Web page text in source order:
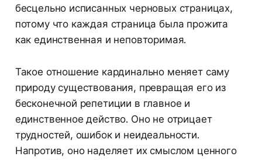
бесцельно исписанных черновых страницах,
потому что каждая страница была прожита
как единственная и неповторимая.
Такое отношение кардинально меняет саму
природу существования, превращая его из
бесконечной репетиции в главное и
единственное действо. Оно не отрицает
трудностей, ошибок и неидеальности.
Напротив, оно наделяет их смыслом ценного